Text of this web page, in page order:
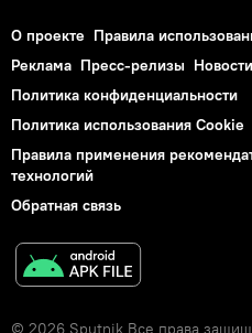
О проекте Правила
Реклама Пресс-релизы
Политика конфиденциальности
Политика использования Cookie
Правила применения
технологий
Обратная связь
© 2026 Sputnik Все права